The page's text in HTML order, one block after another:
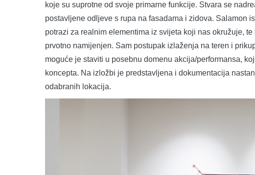
koje su suprotne od svoje primarne funkcije. Stvara se
postavljene odljeve s rupa na fasadama i zidova. Salamon
potrazi za realnim elementima iz svijeta koji nas okružuje,
prvotno namijenjen. Sam postupak izlaženja na teren i
moguće je staviti u posebnu domenu akcija/performansa,
koncepta. Na izložbi je predstavljena i dokumentacija
odabranih lokacija.